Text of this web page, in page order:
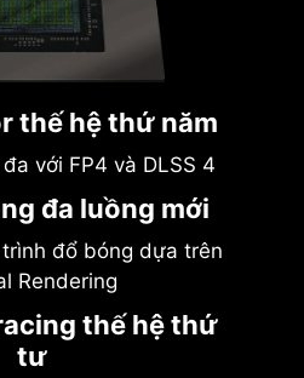
thế hệ thứ năm
với FP4 và DLSS 4
đa luồng mới
đổ bóng dựa trên
Rendering
thế hệ thứ
tư